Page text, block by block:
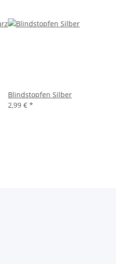
Blindstopfen Silber
2,99 € *